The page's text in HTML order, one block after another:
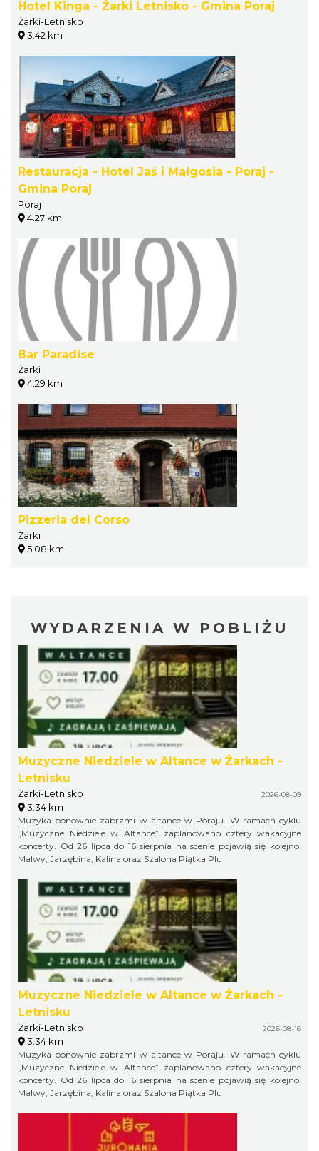
Hotel Kinga - Żarki Letnisko - Gmina Poraj
Żarki-Letnisko
3.42 km
Restauracja - Hotel Jaś i Małgosia - Poraj -
Gmina Poraj
Poraj
4.27 km
Bar Paradise
Żarki
4.29 km
Pizzeria del Corso
Żarki
5.08 km
WYDARZENIA W POBLIŻU
Muzyczne Niedziele w Altance w Żarkach -
Letnisku
Żarki-Letnisko 2026-08-09
3.34 km
Muzyka ponownie zabrzmi w altance w Poraju. W ramach cyklu
„Muzyczne Niedziele w Altance” zaplanowano cztery wakacyjne
koncerty. Od 26 lipca do 16 sierpnia na scenie pojawią się kolejno:
Malwy, Jarzębina, Kalina oraz Szalona Piątka Plu
Muzyczne Niedziele w Altance w Żarkach -
Letnisku
Żarki-Letnisko 2026-08-16
3.34 km
Muzyka ponownie zabrzmi w altance w Poraju. W ramach cyklu
„Muzyczne Niedziele w Altance” zaplanowano cztery wakacyjne
koncerty. Od 26 lipca do 16 sierpnia na scenie pojawią się kolejno:
Malwy, Jarzębina, Kalina oraz Szalona Piątka Plu